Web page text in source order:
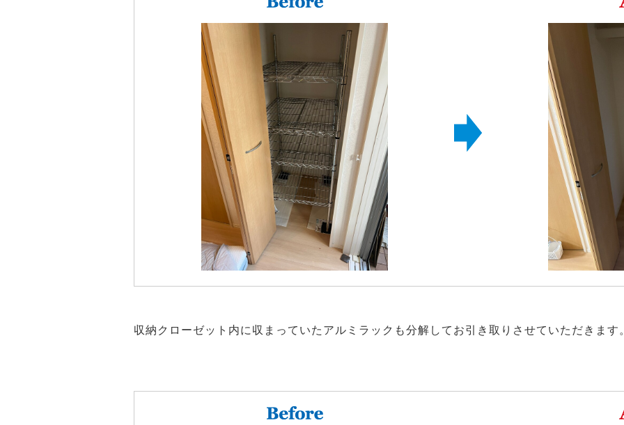
収納クローゼット内に収まっていたアルミラックも分解してお引き取りさせていただきます